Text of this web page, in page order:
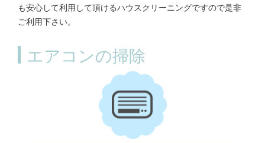
も安心して利用して頂けるハウスクリーニングですので是非
ご利用下さい。
エアコンの掃除